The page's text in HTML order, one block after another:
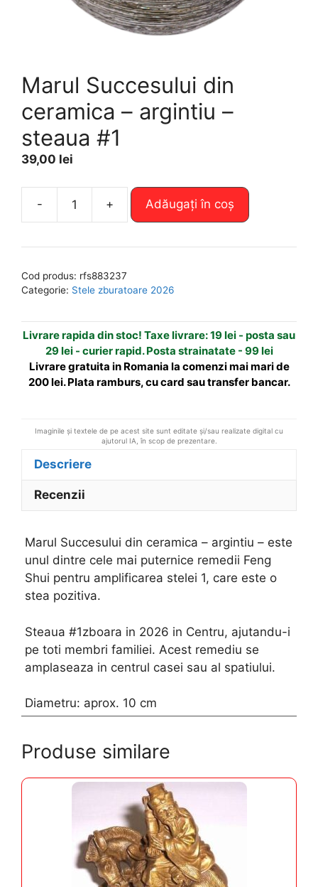
Marul Succesului din
ceramica – argintiu –
steaua #1
39,00 lei
-
Cantitate
Succesului
ceramica
argintiu
-
steaua
#1
+ Adăugați în coș
e
n
t
i
Cod produs: rfs883237
Categorie: Stele zburatoare 2026
Livrare rapida din stoc! Taxe livrare: 19 lei - posta sau
29 lei - curier rapid. Posta strainatate - 99 lei
Livrare gratuita in Romania la comenzi mai mari de
200 lei. Plata ramburs, cu card sau transfer bancar.
Imaginile și textele de pe acest site sunt editate și/sau realizate digital cu
ajutorul IA, în scop de prezentare.
Descriere
Recenzii
Marul Succesului din ceramica – argintiu – este
unul dintre cele mai puternice remedii Feng
Shui pentru amplificarea stelei 1, care este o
stea pozitiva.
Steaua #1zboara in 2026 in Centru, ajutandu-i
pe toti membri familiei. Acest remediu se
amplaseaza in centrul casei sau al spatiului.
Diametru: aprox. 10 cm
Produse similare